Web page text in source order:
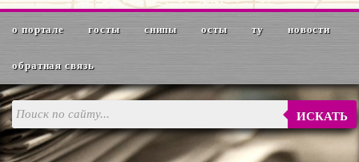
о портале госты снипы осты ту новости
обратная связь
ИСКАТЬ